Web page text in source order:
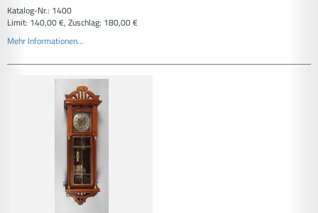
Katalog-Nr.: 1400
Limit: 140,00 €, Zuschlag: 180,00 €
Mehr Informationen...